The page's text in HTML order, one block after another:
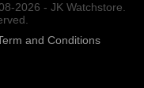
2026 - JK Watchstore.
and Conditions